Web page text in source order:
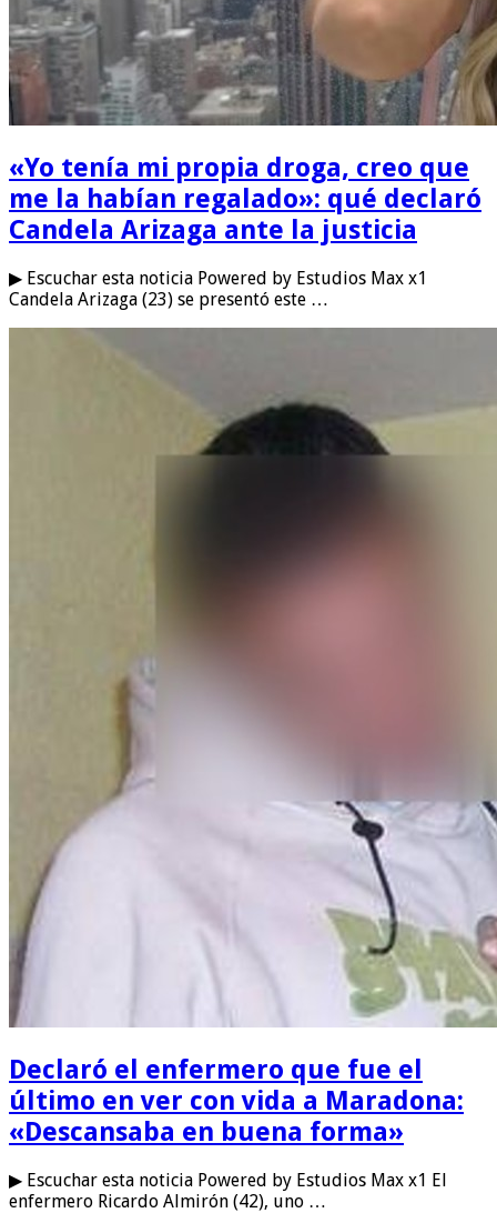
«Yo tenía mi propia droga, creo que
me la habían regalado»: qué declaró
Candela Arizaga ante la justicia
▶ Escuchar esta noticia Powered by Estudios Max x1
Candela Arizaga (23) se presentó este …
Declaró el enfermero que fue el
último en ver con vida a Maradona:
«Descansaba en buena forma»
▶ Escuchar esta noticia Powered by Estudios Max x1 El
enfermero Ricardo Almirón (42), uno …